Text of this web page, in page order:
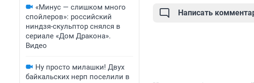
«Минус — слишком много
спойлеров»: российский
ниндзя-скульптор снялся в
сериале «Дом Дракона».
Видео
Ну просто милашки! Двух
байкальских нерп поселили в
Написать